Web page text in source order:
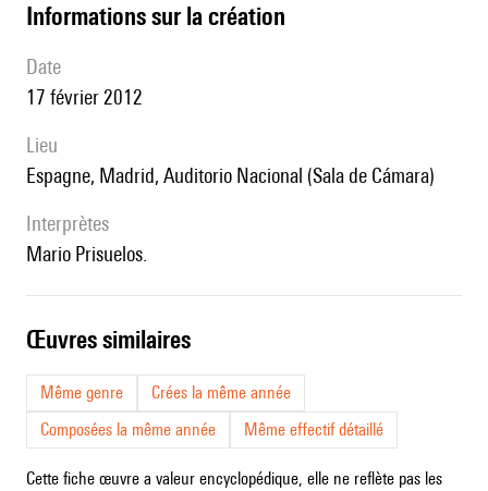
informations sur la création
date
17 février 2012
lieu
Espagne, Madrid, Auditorio Nacional (Sala de Cámara)
interprètes
Mario Prisuelos.
œuvres similaires
Même genre
Crées la même année
Composées la même année
Même effectif détaillé
Cette fiche œuvre a valeur encyclopédique, elle ne reflète pas les